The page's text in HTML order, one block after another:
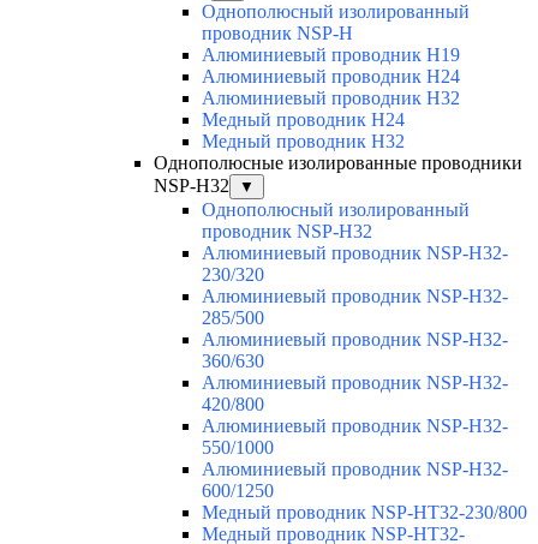
Однополюсный изолированный
проводник NSP-H
Алюминиевый проводник H19
Алюминиевый проводник H24
Алюминиевый проводник H32
Медный проводник H24
Медный проводник H32
Однополюсные изолированные проводники
NSP-H32
▼
Однополюсный изолированный
проводник NSP-H32
Алюминиевый проводник NSP-H32-
230/320
Алюминиевый проводник NSP-H32-
285/500
Алюминиевый проводник NSP-H32-
360/630
Алюминиевый проводник NSP-H32-
420/800
Алюминиевый проводник NSP-H32-
550/1000
Алюминиевый проводник NSP-H32-
600/1250
Медный проводник NSP-HT32-230/800
Медный проводник NSP-HT32-